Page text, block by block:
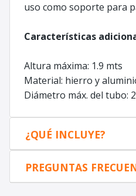
uso como soporte para
Características
Altura máxima: 1.9 mts
Material: hierro y
Diámetro máx. del tubo:
¿QUÉ INCLUYE?
PREGUNTAS